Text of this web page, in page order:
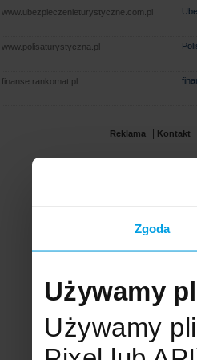
Zgoda
Używamy
Używamy
www.ubezpieczenieturystyczne.com.pl
www.polisaturystyczna.pl
finanse.rankomat.pl
Reklama Kontakt